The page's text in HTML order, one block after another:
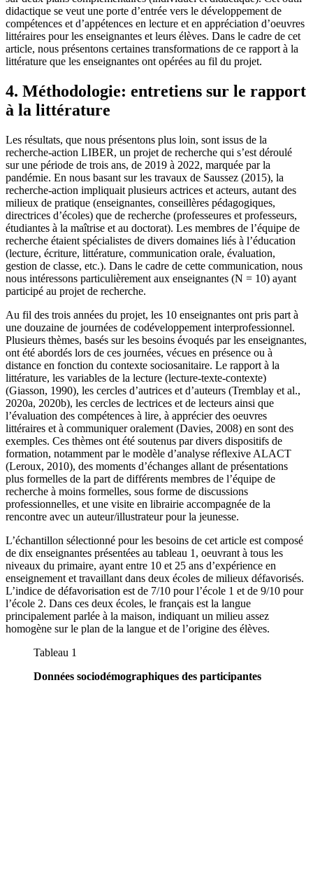
didactique se veut une porte d’entrée vers le développement de
compétences et d’appétences en lecture et en appréciation d’oeuvres
littéraires pour les enseignantes et leurs élèves. Dans le cadre de cet
article, nous présentons certaines transformations de ce rapport à la
littérature que les enseignantes ont opérées au fil du projet.
4. Méthodologie: entretiens sur le rapport
à la littérature
Les résultats, que nous présentons plus loin, sont issus de la
recherche-action LIBER, un projet de recherche qui s’est déroulé
sur une période de trois ans, de 2019 à 2022, marquée par la
pandémie. En nous basant sur les travaux de Saussez (2015), la
recherche-action impliquait plusieurs actrices et acteurs, autant des
milieux de pratique (enseignantes, conseillères pédagogiques,
directrices d’écoles) que de recherche (professeures et professeurs,
étudiantes à la maîtrise et au doctorat). Les membres de l’équipe de
recherche étaient spécialistes de divers domaines liés à l’éducation
(lecture, écriture, littérature, communication orale, évaluation,
gestion de classe, etc.). Dans le cadre de cette communication, nous
nous intéressons particulièrement aux enseignantes (N = 10) ayant
participé au projet de recherche.
Au fil des trois années du projet, les 10 enseignantes ont pris part à
une douzaine de journées de codéveloppement interprofessionnel.
Plusieurs thèmes, basés sur les besoins évoqués par les enseignantes,
ont été abordés lors de ces journées, vécues en présence ou à
distance en fonction du contexte sociosanitaire. Le rapport à la
littérature, les variables de la lecture (lecture-texte-contexte)
(Giasson, 1990), les cercles d’autrices et d’auteurs (Tremblay et al.,
2020a, 2020b), les cercles de lectrices et de lecteurs ainsi que
l’évaluation des compétences à lire, à apprécier des oeuvres
littéraires et à communiquer oralement (Davies, 2008) en sont des
exemples. Ces thèmes ont été soutenus par divers dispositifs de
formation, notamment par le modèle d’analyse réflexive ALACT
(Leroux, 2010), des moments d’échanges allant de présentations
plus formelles de la part de différents membres de l’équipe de
recherche à moins formelles, sous forme de discussions
professionnelles, et une visite en librairie accompagnée de la
rencontre avec un auteur/illustrateur pour la jeunesse.
L’échantillon sélectionné pour les besoins de cet article est composé
de dix enseignantes présentées au tableau 1, oeuvrant à tous les
niveaux du primaire, ayant entre 10 et 25 ans d’expérience en
enseignement et travaillant dans deux écoles de milieux défavorisés.
L’indice de défavorisation est de 7/10 pour l’école 1 et de 9/10 pour
l’école 2. Dans ces deux écoles, le français est la langue
principalement parlée à la maison, indiquant un milieu assez
homogène sur le plan de la langue et de l’origine des élèves.
Tableau 1
Données sociodémographiques des participantes